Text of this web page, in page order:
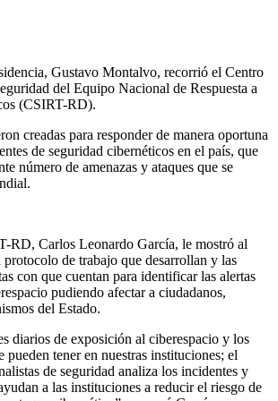
Gustavo Montalvo, recorrió el Centro
del Equipo Nacional de Respuesta a
(CSIRT-RD).
creadas para responder de manera oportuna
de seguridad cibernéticos en el país, que
número de amenazas y ataques que se
RD, Carlos Leonardo García, le mostró al
de trabajo que desarrollan y las
con que cuentan para identificar las alertas
pudiendo afectar a ciudadanos,
del Estado.
diarios de exposición al ciberespacio y los
pueden tener en nuestras instituciones; el
de seguridad analiza los incidentes y
a las instituciones a reducir el riesgo de